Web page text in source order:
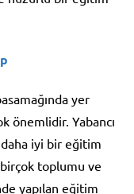
yer
önemlidir. Yabancı
iyi bir eğitim
toplumu ve
yapılan eğitim